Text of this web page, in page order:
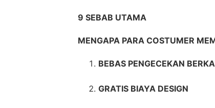
9 SEBAB UTAMA
MENGAPA PARA COSTUMER
BEBAS PENGECEKAN
GRATIS BIAYA DESIGN